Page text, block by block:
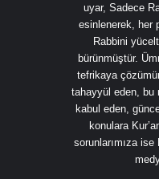
uyar, Sadece
esinlenerek, her
Rabbini
bürünmüştür.
tefrikaya
tahayyül eden, bu
kabul eden,
konulara
sorunlarımıza ise